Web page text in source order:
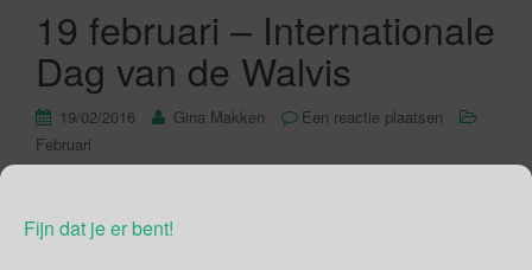
Fijn dat je er bent!
19 februari – Internationale
Dag van de Walvis
19/02/2016 Gina Makken
Een reactie plaatsen
Februari
“belangrijke groene werelddagen” blijkt dat het vandaag de